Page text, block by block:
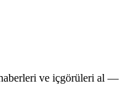
ve içgörüleri al —